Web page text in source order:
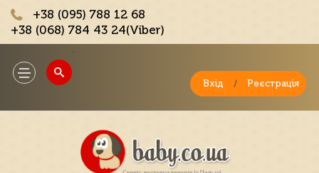
+38 (095) 788 12 68
+38 (068) 784 43 24(Viber)
Toggle
navigation
Вхід / Реєстрація